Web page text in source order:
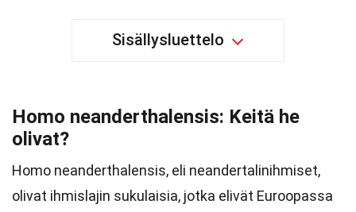
Sisällysluettelo
Homo neanderthalensis: Keitä he
olivat?
Homo neanderthalensis, eli neandertalinihmiset,
olivat ihmislajin sukulaisia, jotka elivät Euroopassa